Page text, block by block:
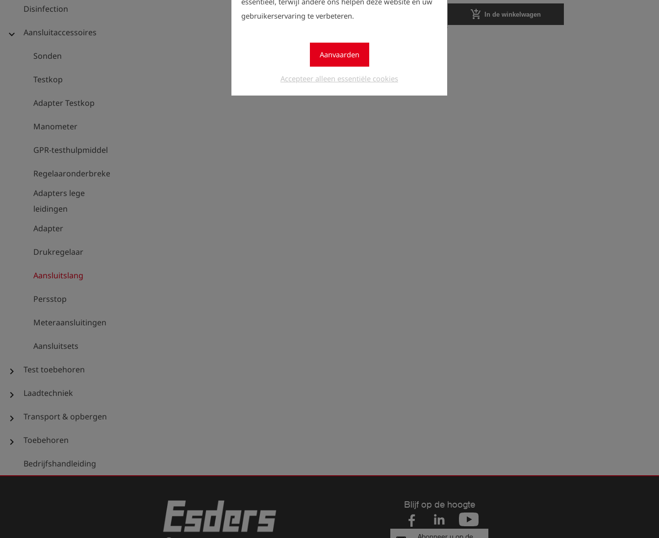
gebruikerservaring te verbeteren.
Aanvaarden
Accepteer alleen essentiële cookies
Disinfection
expand_more Aansluitaccessoires
Sonden
Testkop
Adapter Testkop
Manometer
GPR-testhulpmiddel
Regelaaronderbrekers
Adapters lege
leidingen
Adapter
Drukregelaar
Aansluitslang
Persstop
Meteraansluitingen
Aansluitsets
chevron_right Test toebehoren
chevron_right Laadtechniek
chevron_right Transport & opbergen
chevron_right Toebehoren
Bedrijfshandleiding
Aantal
add_shopping_cart In de winkelwagen
Blijf op de hoogte
Abonneer u op de